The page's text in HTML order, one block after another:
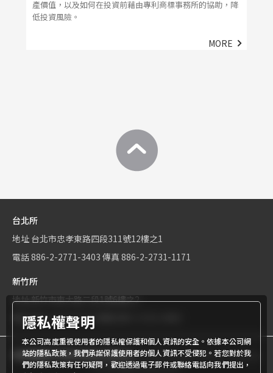
產價值，以及如何在投資前藉由專利商標事務所的協助，降
低投資風險。
MORE
台北所
地址 台北市忠孝東路四段311號12樓之1
電話886-2-2771-3403 傳真 886-2-2731-1171
新竹所
地址新竹市東大路二段1號6樓之2
電話886-3-534-9161
商標權屬世界專利有限公司所有© World Patent Limited Company
Inc All Rights Reserved.
隱私權聲明
本公司高度重視使用者的隱私權保護和個人資訊的安全。依據本公司網
站的隱私政策，我們承諾保護使用者的個人資訊不受侵犯。若您對於我
們的隱私政策有任何疑問，歡迎透過電子郵件或聯絡電話向我們提出，